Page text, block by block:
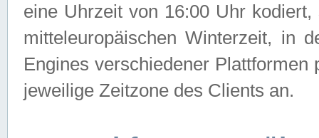
eine Uhrzeit von 16:00 Uhr
mitteleuropäischen Winterzeit, in
Engines verschiedener
jeweilige Zeitzone des Clients an.